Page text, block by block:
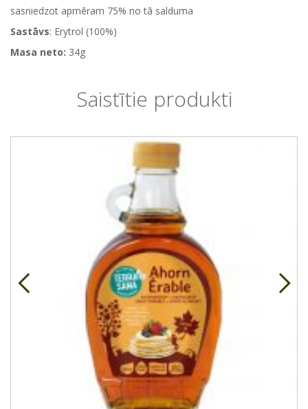
sasniedzot apmēram 75% no tā salduma
Sastāvs: Erytrol (100%)
Masa neto: 34g
Saistītie produkti